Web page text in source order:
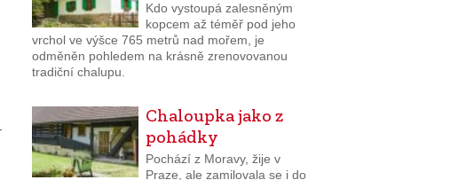
Kdo vystoupá zalesněným
kopcem až téměř pod jeho
vrchol ve výšce 765 metrů nad mořem, je
odměněn pohledem na krásně zrenovovanou
tradiční chalupu.
Chaloupka jako z
pohádky
Pochází z Moravy, žije v
Praze, ale zamilovala se i do